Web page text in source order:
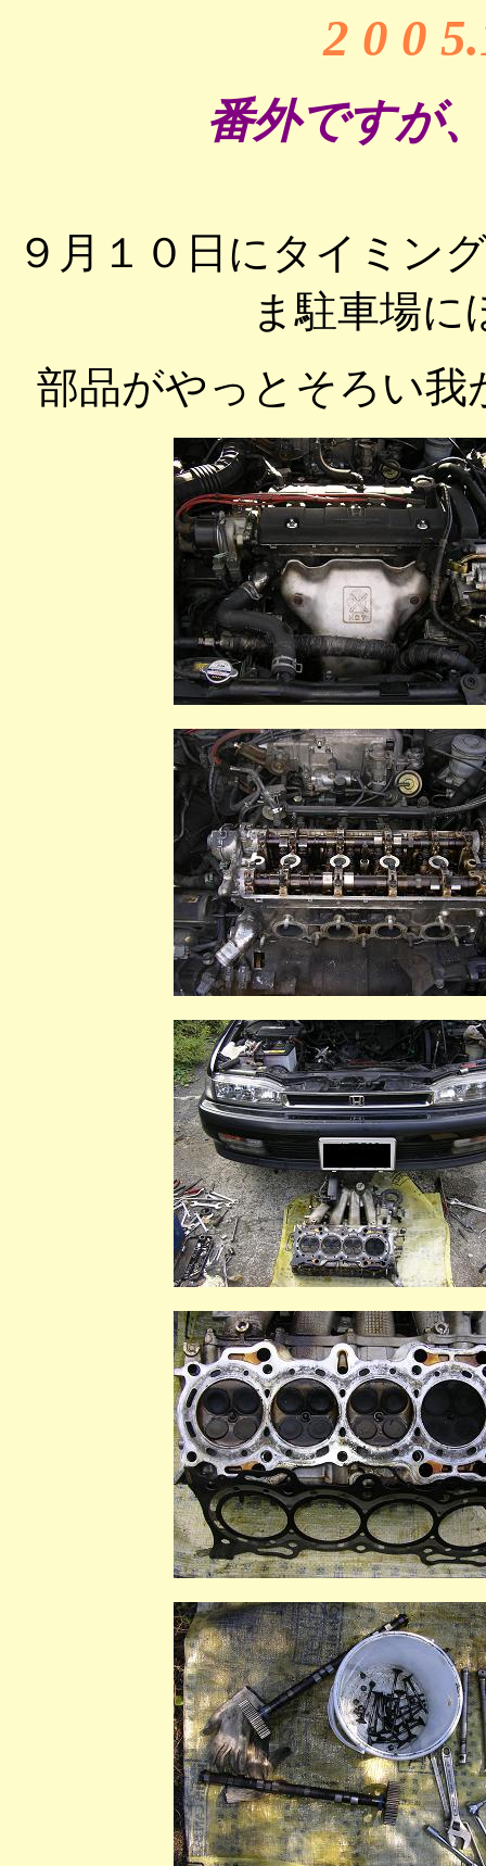
2 0 0
番外ですが
９月１０日にタイミン
ま駐車場に
部品がやっとそろい